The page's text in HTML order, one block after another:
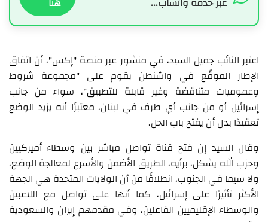
اعتبر النائب جميل السيد، في منشور عبر منصة "إكس"، أن اتفاق
الإطار الموقّع في واشنطن يقوم على "مجموعة شروط
وعموميات متناقضة وغير قابلة للتطبيق"، سواء من جانب
إسرائيل أو من جانب أي طرف في لبنان، معتبرًا أنه يزيد الوضع
تعقيدًا بدل أن يفتح باب الحل.
وقال السيد إن فتح قناة تواصل مباشر بين وسطاء أميركيين
وحزب الله يشكل، برأيه، الطريق الأضمن والأسرع لمعالجة الوضع،
ولا سيما في الجنوب، انطلاقًا من أن الولايات المتحدة هي الجهة
الأكثر تأثيرًا على إسرائيل، كما أنها على تواصل مع اللاعبين
والوسطاء الإقليميين الفاعلين، وفي مقدمهم إيران والسعودية